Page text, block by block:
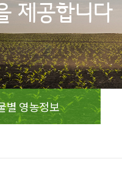
제공합니다
별 영농정보